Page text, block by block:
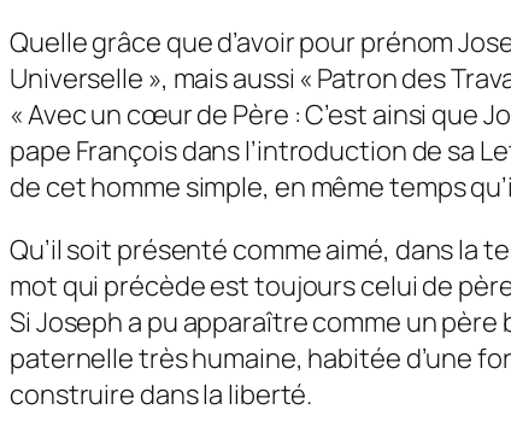
Quelle grâce que d’avoir pour prénom
Universelle », mais aussi « Patron des
« Avec un cœur de Père : C’est ainsi que
pape François dans l’introduction de sa
de cet homme simple, en même temps
Qu’il soit présenté comme aimé, dans la
mot qui précède est toujours celui de
Si Joseph a pu apparaître comme un
paternelle très humaine, habitée d’une
construire dans la liberté.